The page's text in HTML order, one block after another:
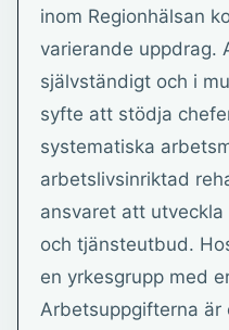
inom Regionhälsan
varierande uppdrag.
självständigt och i
syfte att stödja
systematiska
arbetslivsinriktad
ansvaret att
och tjänsteutbud.
en yrkesgrupp med
Arbetsuppgifterna